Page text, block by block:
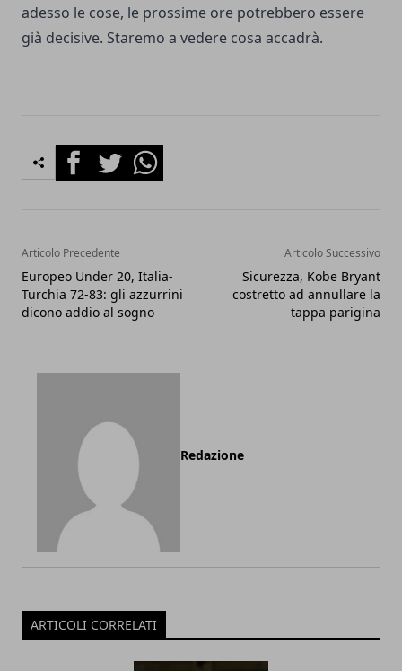
adesso le cose, le prossime ore potrebbero essere
già decisive. Staremo a vedere cosa accadrà.
FacebookTwitterWhatsapp
Articolo Precedente
Europeo Under 20, Italia-
Turchia 72-83: gli azzurrini
dicono addio al sogno
Articolo Successivo
Sicurezza, Kobe Bryant
costretto ad annullare la
tappa parigina
Redazione
ARTICOLI CORRELATI